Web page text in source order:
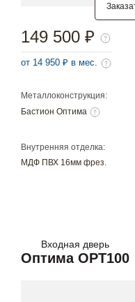
Металлоконструкция:
Бастион Оптима
Внутренняя отделка:
МДФ ПВХ 16мм фрез.
149 500 ₽
от 14 950 ₽ в мес.
Входная дверь
Оптима OPT100